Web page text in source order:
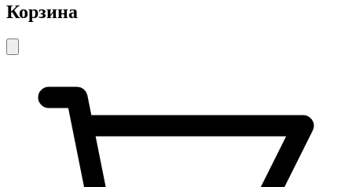
Корзина